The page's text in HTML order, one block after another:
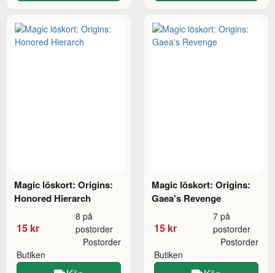
Magic löskort: Origins:
Honored Hierarch
15 kr
8 på
postorder
Butiken
Postorder
Magic löskort: Origins:
Gaea's Revenge
15 kr
7 på
postorder
Butiken
Postorder